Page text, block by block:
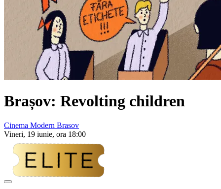
Brașov: Revolting children
Cinema Modern Brasov
Vineri, 19 iunie, ora 18:00
Adaugă